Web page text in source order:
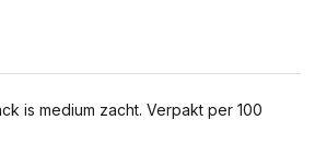
is medium zacht. Verpakt per 100